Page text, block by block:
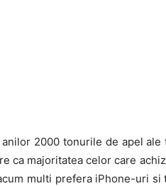
2000 tonurile de apel
ca majoritatea celor care
multi prefera iPhone-uri